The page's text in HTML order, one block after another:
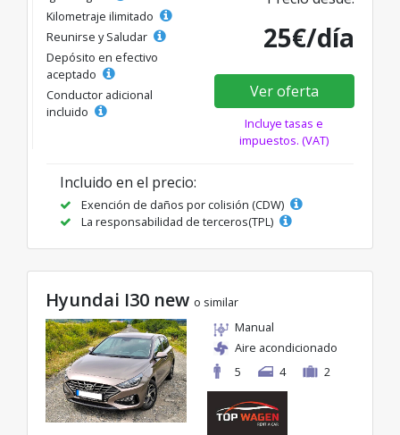
Kilometraje ilimitado
Reunirse y Saludar
Depósito en efectivo
aceptado
Conductor adicional
incluido
25€/día
Ver oferta
Incluye tasas e
impuestos. (VAT)
Incluido en el precio:
Exención de daños por colisión (CDW)
La responsabilidad de terceros(TPL)
Hyundai I30 new o similar
Manual
Aire acondicionado
5
4 2